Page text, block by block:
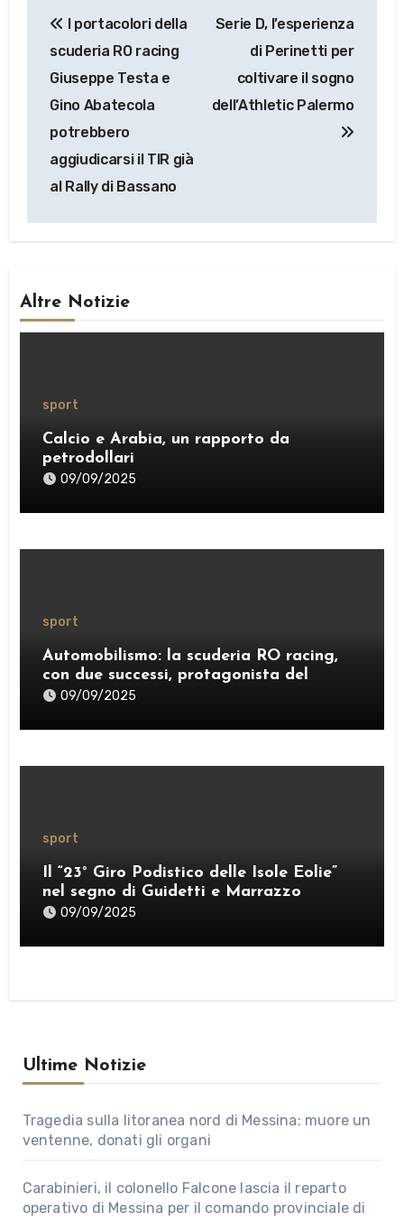
articoli
I portacolori della
scuderia RO racing
Giuseppe Testa e
Gino Abatecola
potrebbero
aggiudicarsi il TIR già
al Rally di Bassano
Serie D, l’esperienza
di Perinetti per
coltivare il sogno
dell’Athletic Palermo
Altre Notizie
sport
Calcio e Arabia, un rapporto da
petrodollari
09/09/2025
sport
Automobilismo: la scuderia RO racing,
con due successi, protagonista del
weekend
09/09/2025
sport
Il “23° Giro Podistico delle Isole Eolie”
nel segno di Guidetti e Marrazzo
09/09/2025
Ultime Notizie
Tragedia sulla litoranea nord di Messina: muore un
ventenne, donati gli organi
Carabinieri, il colonello Falcone lascia il reparto
operativo di Messina per il comando provinciale di